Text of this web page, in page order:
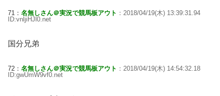
71： 名無しさん＠実況で競馬板アウト ：2018/04/19(木) 13:39:31.94
ID:vnljiHJl0.net
国分兄弟
72： 名無しさん＠実況で競馬板アウト ：2018/04/19(木) 14:54:32.18
ID:gwUmW9vf0.net